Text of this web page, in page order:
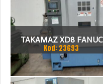
TAKAMAZ XD8 FANUC
21ITA TOKARKA CNC
Kod: 23693